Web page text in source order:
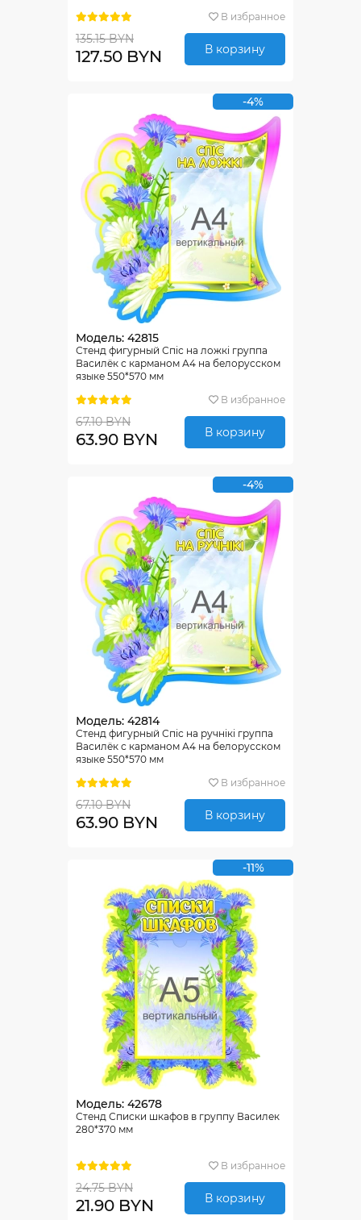
В избранное
135.15 BYN
127.50 BYN В корзину
-4%
Модель: 42815
Стенд фигурный Спiс на ложкi группа
Василёк с карманом А4 на белорусском
языке 550*570 мм
В избранное
67.10 BYN
63.90 BYN В корзину
-4%
Модель: 42814
Стенд фигурный Спiс на ручнiкi группа
Василёк с карманом А4 на белорусском
языке 550*570 мм
В избранное
67.10 BYN
63.90 BYN В корзину
-11%
Модель: 42678
Стенд Списки шкафов в группу Василек
280*370 мм
В избранное
24.75 BYN
21.90 BYN В корзину